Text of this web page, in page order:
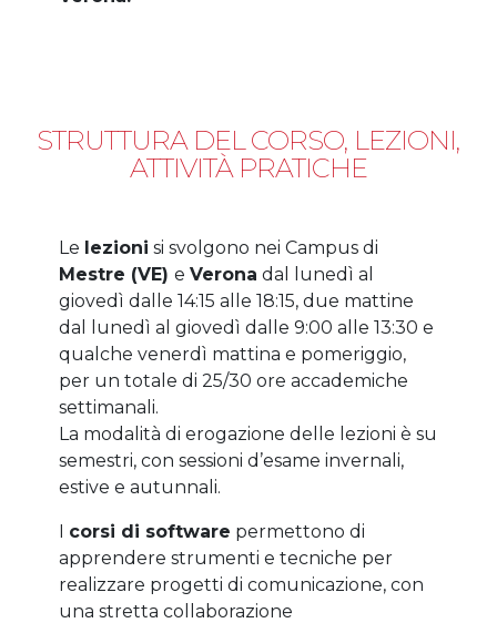
STRUTTURA DEL CORSO, LEZIONI,
ATTIVITÀ PRATICHE
Le lezioni si svolgono nei Campus di
Mestre (VE) e Verona dal lunedì al
giovedì dalle 14:15 alle 18:15, due mattine
dal lunedì al giovedì dalle 9:00 alle 13:30 e
qualche venerdì mattina e pomeriggio,
per un totale di 25/30 ore accademiche
settimanali.
La modalità di erogazione delle lezioni è su
semestri, con sessioni d’esame invernali,
estive e autunnali.
I corsi di software permettono di
apprendere strumenti e tecniche per
realizzare progetti di comunicazione, con
una stretta collaborazione